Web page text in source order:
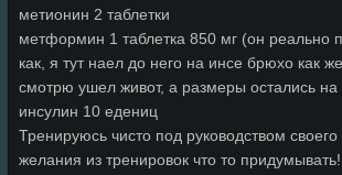
метионин 2 таблетки
метформин 1 таблетка 850 мг (он реально
как, я тут наел до него на инсе брюхо как
смотрю ушел живот, а размеры остались на
инсулин 10 едениц
Тренируюсь чисто под руководством
желания из тренировок что то придумывать!